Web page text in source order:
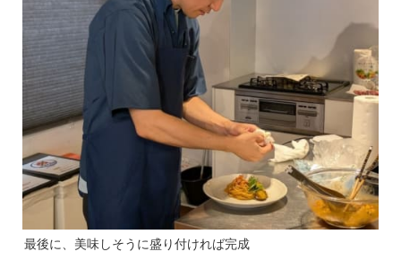
最後に、美味しそうに盛り付ければ完成